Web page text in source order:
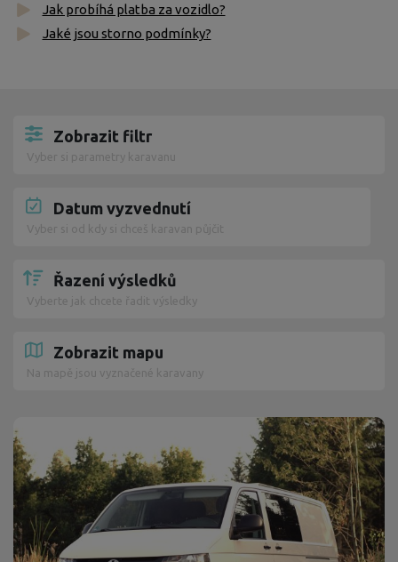
Jak probíhá platba za vozidlo?
Jaké jsou storno podmínky?
Zobrazit filtr
Vyber si parametry karavanu
Datum vyzvednutí
Vyber si od kdy si chceš karavan půjčit
Řazení výsledků
Vyberte jak chcete řadit výsledky
Zobrazit mapu
Na mapě jsou vyznačené karavany